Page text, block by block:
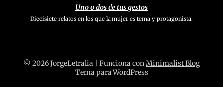
Uno o dos de tus gestos
Diecisiete relatos en los que la mujer es tema y protagonista.
© 2026 JorgeLetralia | Funciona conMinimalist Blog
Tema para WordPress